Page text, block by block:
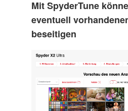
Mit SpyderTune
eventuell
beseitigen